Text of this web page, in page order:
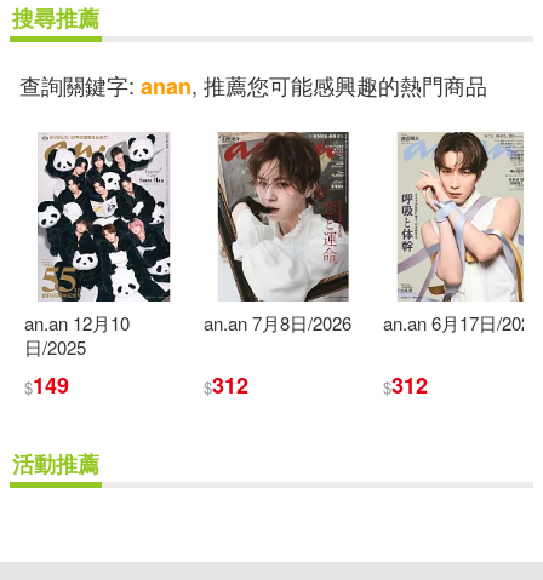
搜尋推薦
查詢關鍵字: anan, 推薦您可能感興趣的熱門商品
an.an 12月10
日/2025
$149
an.an 7月8日/2026
$312
an.an 6月17日/2026
$312
活動推薦